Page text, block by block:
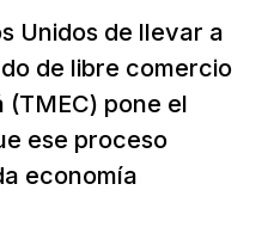
Unidos de llevar a
de libre comercio
pone el
ese proceso
economía